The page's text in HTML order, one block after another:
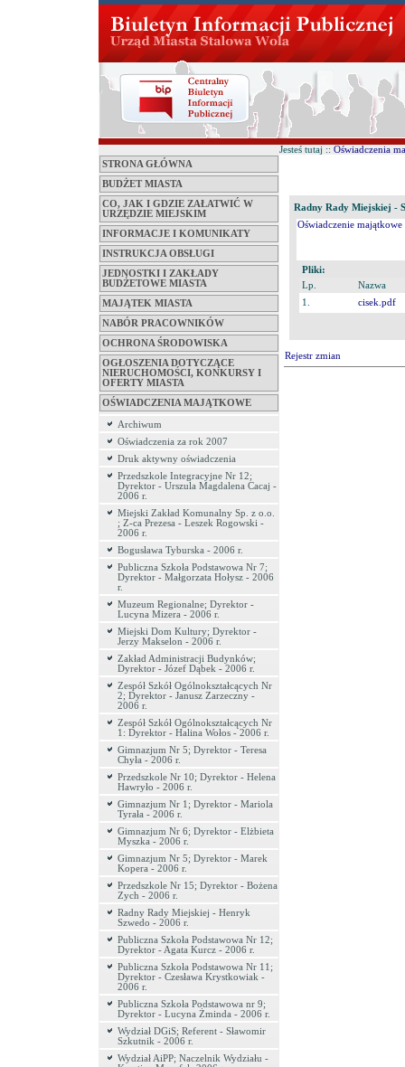
STRONA GŁÓWNA
BUDŻET MIASTA
CO, JAK I GDZIE ZAŁATWIĆ W
URZĘDZIE MIEJSKIM
INFORMACJE I KOMUNIKATY
INSTRUKCJA OBSŁUGI
JEDNOSTKI I ZAKŁADY
BUDŻETOWE MIASTA
MAJĄTEK MIASTA
NABÓR PRACOWNIKÓW
OCHRONA ŚRODOWISKA
OGŁOSZENIA DOTYCZĄCE
NIERUCHOMOŚCI, KONKURSY I
OFERTY MIASTA
OŚWIADCZENIA MAJĄTKOWE
Archiwum
Oświadczenia za rok 2007
Druk aktywny oświadczenia
Przedszkole Integracyjne Nr 12;
Dyrektor - Urszula Magdalena Cacaj -
2006 r.
Miejski Zakład Komunalny Sp. z o.o.
; Z-ca Prezesa - Leszek Rogowski -
2006 r.
Bogusława Tyburska - 2006 r.
Publiczna Szkoła Podstawowa Nr 7;
Dyrektor - Małgorzata Hołysz - 2006
r.
Muzeum Regionalne; Dyrektor -
Lucyna Mizera - 2006 r.
Miejski Dom Kultury; Dyrektor -
Jerzy Makselon - 2006 r.
Zakład Administracji Budynków;
Dyrektor - Józef Dąbek - 2006 r.
Zespół Szkół Ogólnokształcących Nr
2; Dyrektor - Janusz Zarzeczny -
2006 r.
Zespół Szkół Ogólnokształcących Nr
1: Dyrektor - Halina Wołos - 2006 r.
Gimnazjum Nr 5; Dyrektor - Teresa
Chyła - 2006 r.
Przedszkole Nr 10; Dyrektor - Helena
Hawryło - 2006 r.
Gimnazjum Nr 1; Dyrektor - Mariola
Tyrała - 2006 r.
Gimnazjum Nr 6; Dyrektor - Elżbieta
Myszka - 2006 r.
Gimnazjum Nr 5; Dyrektor - Marek
Kopera - 2006 r.
Przedszkole Nr 15; Dyrektor - Bożena
Zych - 2006 r.
Radny Rady Miejskiej - Henryk
Szwedo - 2006 r.
Publiczna Szkoła Podstawowa Nr 12;
Dyrektor - Agata Kurcz - 2006 r.
Publiczna Szkoła Podstawowa Nr 11;
Dyrektor - Czesława Krystkowiak -
2006 r.
Publiczna Szkoła Podstawowa nr 9;
Dyrektor - Lucyna Żminda - 2006 r.
Wydział DGiS; Referent - Sławomir
Szkutnik - 2006 r.
Wydział AiPP; Naczelnik Wydziału -
Jesteś tutaj :: Oświadczenia
Radny Rady Miejskiej -
Oświadczenie
Pliki:
Lp.
Nazwa
1.
cisek.pdf
Rejestr zmian